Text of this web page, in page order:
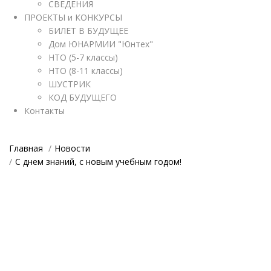
СВЕДЕНИЯ
ПРОЕКТЫ и КОНКУРСЫ
БИЛЕТ В БУДУЩЕЕ
Дом ЮНАРМИИ "Юнтех"
НТО (5-7 классы)
НТО (8-11 классы)
ШУСТРИК
КОД БУДУЩЕГО
Контакты
Главная
Новости
С днем знаний, с новым учебным годом!